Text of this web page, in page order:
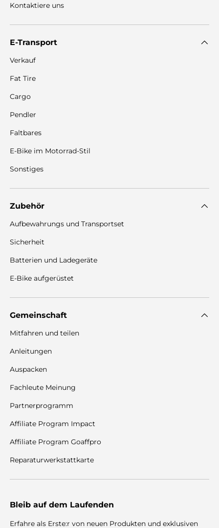
Kontaktiere uns
E-Transport
Verkauf
Fat Tire
Cargo
Pendler
Faltbares
E-Bike im Motorrad-Stil
Sonstiges
Zubehör
Aufbewahrungs und Transportset
Sicherheit
Batterien und Ladegeräte
E-Bike aufgerüstet
Gemeinschaft
Mitfahren und teilen
Anleitungen
Auspacken
Fachleute Meinung
Partnerprogramm
Affiliate Program Impact
Affiliate Program Goaffpro
Reparaturwerkstattkarte
Bleib auf dem Laufenden
Erfahre als Erste:r von neuen Produkten und exklusiven